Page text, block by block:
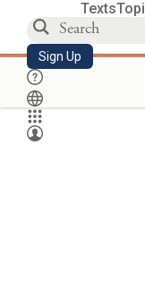
Texts
Sign Up